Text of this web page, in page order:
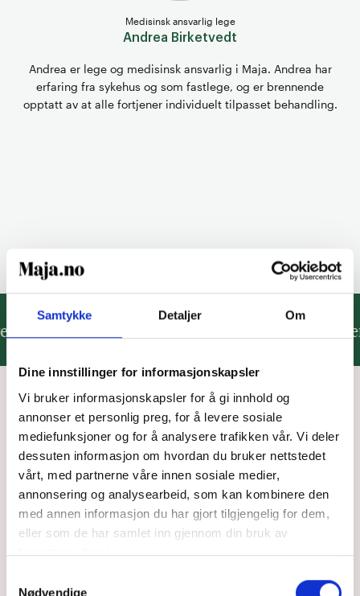
Samtykke Detaljer Om
Dine innstillinger for informasjonskapsler
Vi bruker informasjonskapsler for å gi innhold og
annonser et personlig preg, for å levere sosiale
mediefunksjoner og for å analysere trafikken vår. Vi deler
dessuten informasjon om hvordan du bruker nettstedet
vårt, med partnerne våre innen sosiale medier,
annonsering og analysearbeid, som kan kombinere den
med annen informasjon du har gjort tilgjengelig for dem,
eller som de har samlet inn gjennom din bruk av
tjenestene deres.
Nødvendige
Medisinsk ansvarlig lege
Andrea Birketvedt
Andrea er lege og medisinsk ansvarlig i Maja. Andrea har
erfaring fra sykehus og som fastlege, og er brennende
opptatt av at alle fortjener individuelt tilpasset behandling.
Mer frihet. Ingen omveier. Til lavere
Spørsmål og svar fra
dere
Her har vi samlet ofte stilte spørsmål. Hvis du ikke
finner svar på spørsmålet ditt, kan du sende oss en
sensitive opplysninger på e-post.